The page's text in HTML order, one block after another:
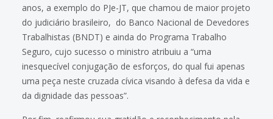
anos, a exemplo do PJe-JT, que chamou de maior projeto
do judiciário brasileiro, do Banco Nacional de Devedores
Trabalhistas (BNDT) e ainda do Programa Trabalho
Seguro, cujo sucesso o ministro atribuiu a “uma
inesquecível conjugação de esforços, do qual fui apenas
uma peça neste cruzada cívica visando à defesa da vida e
da dignidade das pessoas”.